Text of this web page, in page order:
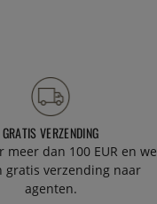
GRATIS VERZENDING
meer dan 100 EUR en we
gratis verzending naar
agenten.